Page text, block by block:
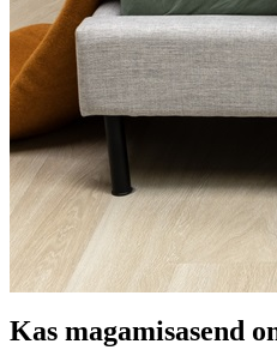
Kas magamisasend